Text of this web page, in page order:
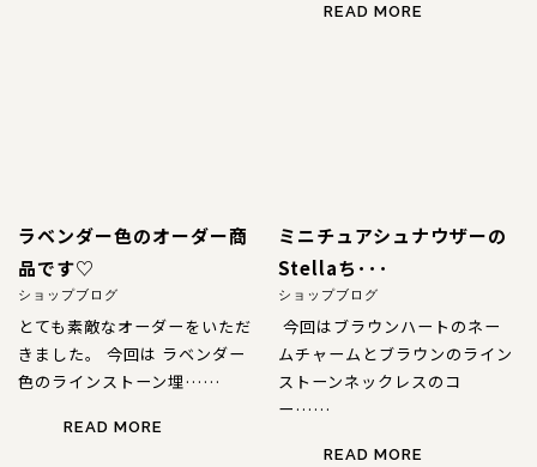
READ MORE
ラベンダー色のオーダー商
品です♡
ショップブログ
とても素敵なオーダーをいただ
きました。 今回は ラベンダー
色のラインストーン埋……
READ MORE
ミニチュアシュナウザーの
Stellaち･･･
ショップブログ
今回はブラウンハートのネー
ムチャームとブラウンのライン
ストーンネックレスのコ
ー……
READ MORE